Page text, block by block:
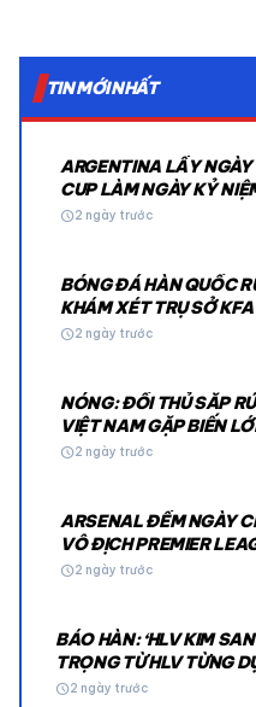
TIN MỚI NHẤT
ARGENTINA LẤY
CUP LÀM NGÀY KỶ
schedule2 ngày trước
BÓNG ĐÁ HÀN QUỐC
KHÁM XÉT TRỤ SỞ KFA
schedule2 ngày trước
NÓNG: ĐỐI THỦ SẮP
VIỆT NAM GẶP BIẾN
schedule2 ngày trước
ARSENAL ĐẾM NGÀY
VÔ ĐỊCH PREMIER
schedule2 ngày trước
BÁO HÀN: ‘HLV KIM
TRỌNG TỪ HLV TỪNG
schedule2 ngày trước